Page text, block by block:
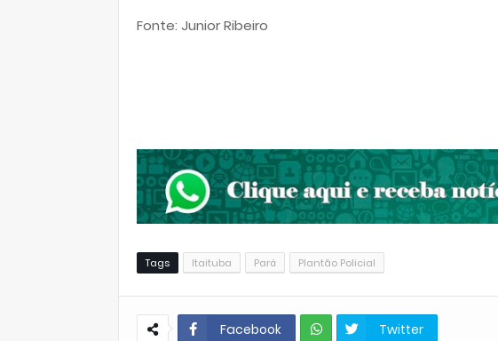
Fonte: Junior Ribeiro
Tags Itaituba Pará Plantão Policial
Facebook
Twitter